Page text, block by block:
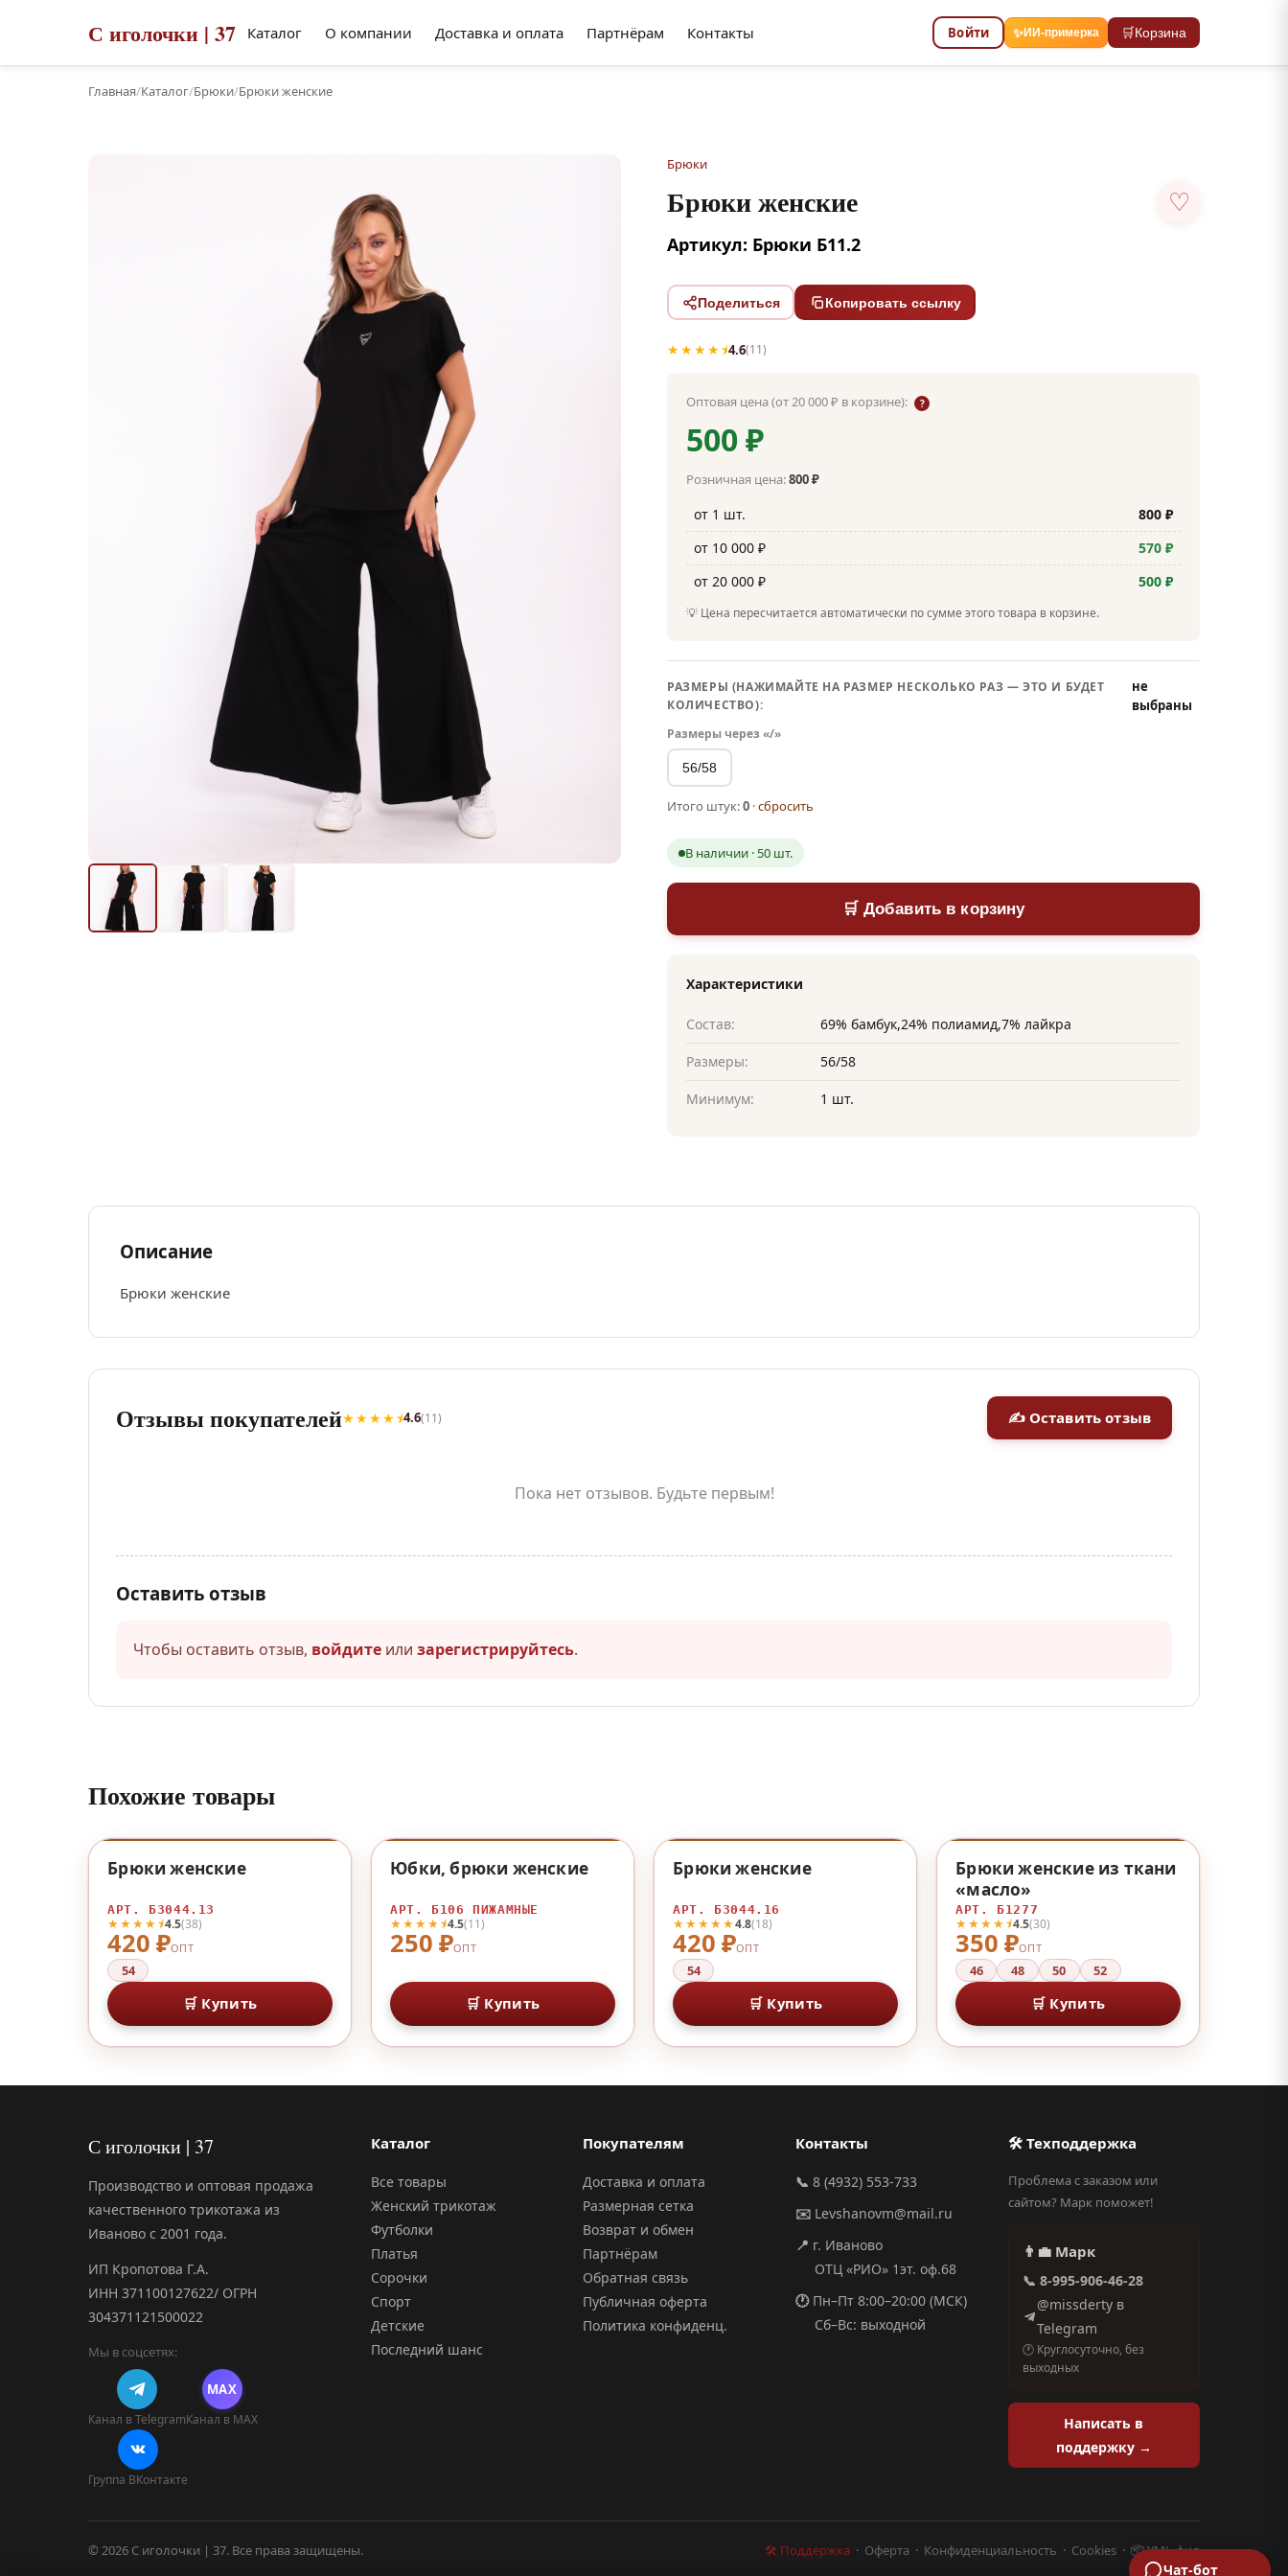
С иголочки | 37 Каталог О компании Доставка и оплата Партнёрам Контакты Войти ✨ИИ-примерка 🛒Корзина
Главная/Каталог/Брюки/Брюки женские
Брюки
Брюки женские ♡
Артикул: Брюки Б11.2
Поделиться Копировать ссылку
★★★★⯨4.6(11)
Оптовая цена (от 20 000 ₽ в корзине): ?
500 ₽
Розничная цена:800 ₽
от 1 шт.
800 ₽
от 10 000 ₽
570 ₽
от 20 000 ₽
500 ₽
💡 Цена пересчитается автоматически по сумме этого товара в корзине.
РАЗМЕРЫ (НАЖИМАЙТЕ НА РАЗМЕР НЕСКОЛЬКО РАЗ — ЭТО И БУДЕТ
КОЛИЧЕСТВО):
не
выбраны
Размеры через «/»
56/58
Итого штук:0 ·сбросить
В наличии · 50 шт.
🛒 Добавить в корзину
Характеристики
Состав: 69% бамбук,24% полиамид,7% лайкра
Размеры: 56/58
Минимум: 1 шт.
Описание
Брюки женские
Отзывы покупателей★★★★⯨4.6(11) ✍ Оставить отзыв
Пока нет отзывов. Будьте первым!
Оставить отзыв
Чтобы оставить отзыв, войдите или зарегистрируйтесь.
Похожие товары
420 ₽ОПТ
★★★★⯨4.5(38)
Брюки женские
АРТ. Б3044.13
54
🛒 Купить
250 ₽ОПТ
★★★★⯨4.5(11)
Юбки, брюки женские
АРТ. Б106 ПИЖАМНЫЕ
🛒 Купить
420 ₽ОПТ
★★★★★4.8(18)
Брюки женские
АРТ. Б3044.16
54
🛒 Купить
♡
350 ₽ОПТ
★★★★⯨4.5(30)
Брюки женские из ткани
«масло»
АРТ. Б1277
46 48 50 52
🛒 Купить
С иголочки | 37
Производство и оптовая продажа
качественного трикотажа из
Иваново с 2001 года.
ИП Кропотова Г.А.
ИНН 371100127622/ ОГРН
304371121500022
Мы в соцсетях:
Канал в Telegram
MAX
Канал в MAX
Группа ВКонтакте
Каталог
Все товары
Женский трикотаж
Футболки
Платья
Сорочки
Спорт
Детские
Последний шанс
Покупателям
Доставка и оплата
Размерная сетка
Возврат и обмен
Партнёрам
Обратная связь
Публичная оферта
Политика конфиденц.
Контакты
📞 8 (4932) 553-733
✉️ Levshanovm@mail.ru
📍 г. Иваново
ОТЦ «РИО» 1эт. оф.68
🕐Пн–Пт 8:00–20:00 (МСК)
Сб–Вс: выходной
🛠 Техподдержка
Проблема с заказом или
сайтом? Марк поможет!
👨‍💼 Марк
📞 8-995-906-46-28
@missderty в
Telegram
🕐 Круглосуточно, без
выходных
Написать в
поддержку →
© 2026 С иголочки | 37. Все права защищены. 🛠 Поддержка · Оферта · Конфиденциальность · Cookies · 📦 YML-фид
Чат-бот